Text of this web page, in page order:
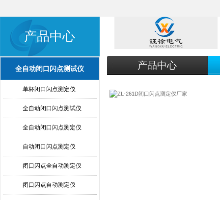
产品中心
全自动闭口闪点测试仪
单杯闭口闪点测定仪
全自动闭口闪点测试仪
全自动闭口闪点测定仪
自动闭口闪点测定仪
闭口闪点全自动测定仪
闭口闪点自动测定仪
产品中心